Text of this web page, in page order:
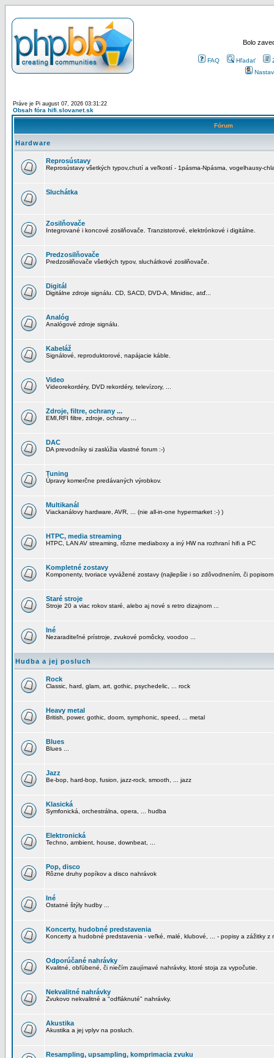
Bolo
FAQ Hľadať
Práve je Pi august 07, 2026 03:31:22
Obsah fóra hifi.slovanet.sk
Fórum
Hardware
Reprosústavy
Reprosústavy všetkých typov,chutí a veľkostí - 1pásma-Npásma, vogelhausy-
Sluchátka
Zosilňovače
Integrované i koncové zosilňovače. Tranzistorové, elektrónkové i digitálne.
Predzosilňovače
Predzosilňovače všetkých typov, sluchátkové zosilňovače.
Digitál
Digitálne zdroje signálu. CD, SACD, DVD-A, Minidisc, atď...
Analóg
Analógové zdroje signálu.
Kabeláž
Signálové, reproduktorové, napájacie káble.
Video
Videorekordéry, DVD rekordéry, televízory, ...
Zdroje, filtre, ochrany ...
EMI,RFI filtre, zdroje, ochrany ...
DAC
DA prevodníky si zaslúžia vlastné forum :-)
Tuning
Úpravy komerčne predávaných výrobkov.
Multikanál
Viackanálovy hardware, AVR, ... (nie all-in-one hypermarket :-) )
HTPC, media streaming
HTPC, LAN AV streaming, rôzne mediaboxy a iný HW na rozhraní hifi a PC
Kompletné zostavy
Komponenty, tvoriace vyvážené zostavy (najlepšie i so zdôvodnením, či
Staré stroje
Stroje 20 a viac rokov staré, alebo aj nové s retro dizajnom ...
Iné
Nezaraditeľné prístroje, zvukové pomôcky, voodoo ...
Hudba a jej posluch
Rock
Classic, hard, glam, art, gothic, psychedelic, ... rock
Heavy metal
British, power, gothic, doom, symphonic, speed, ... metal
Blues
Blues ...
Jazz
Be-bop, hard-bop, fusion, jazz-rock, smooth, ... jazz
Klasická
Symfonická, orchestrálna, opera, ... hudba
Elektronická
Techno, ambient, house, downbeat, ...
Pop, disco
Rôzne druhy popíkov a disco nahrávok
Iné
Ostatné štýly hudby ...
Koncerty, hudobné predstavenia
Koncerty a hudobné predstavenia - veľké, malé, klubové, ... - popisy a zážitky z
Odporúčané nahrávky
Kvalitné, obľúbené, či niečím zaujímavé nahrávky, ktoré stoja za vypočutie.
Nekvalitné nahrávky
Zvukovo nekvalitné a "odfláknuté" nahrávky.
Akustika
Akustika a jej vplyv na posluch.
Resampling, upsampling, komprimacia zvuku